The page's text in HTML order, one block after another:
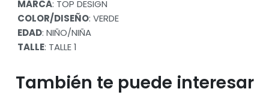
MARCA: TOP DESIGN
COLOR/DISEÑO: VERDE
EDAD: NIÑO/NIÑA
TALLE: TALLE 1
También te puede interesar